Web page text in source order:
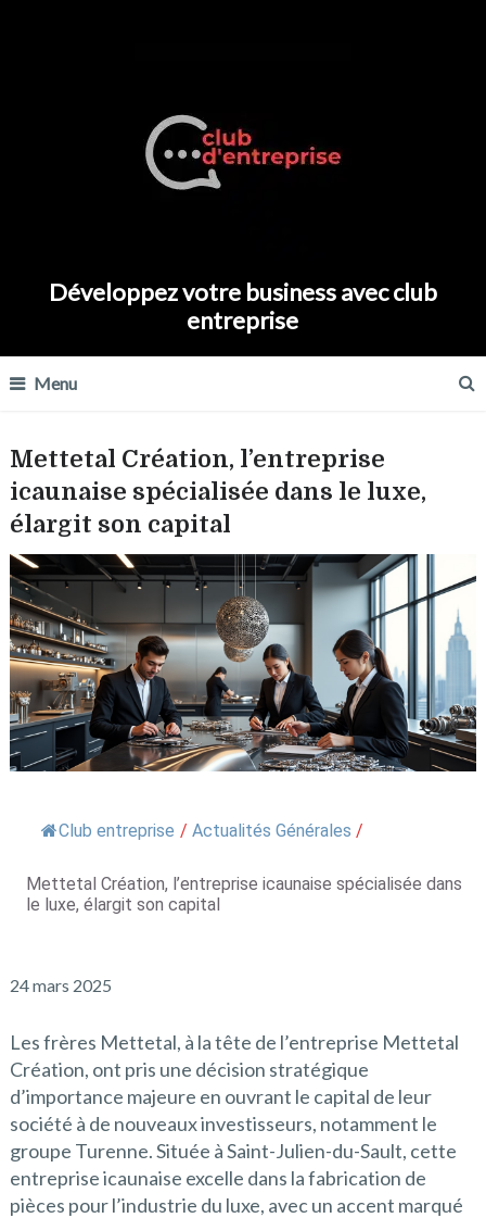
Développez votre business avec club
entreprise
Menu
Mettetal Création, l’entreprise
icaunaise spécialisée dans le luxe,
élargit son capital
Club entreprise / Actualités Générales /
Mettetal Création, l’entreprise icaunaise spécialisée dans
le luxe, élargit son capital
24 mars 2025
Les frères Mettetal, à la tête de l’entreprise Mettetal
Création, ont pris une décision stratégique
d’importance majeure en ouvrant le capital de leur
société à de nouveaux investisseurs, notamment le
groupe Turenne. Située à Saint-Julien-du-Sault, cette
entreprise icaunaise excelle dans la fabrication de
pièces pour l’industrie du luxe, avec un accent marqué